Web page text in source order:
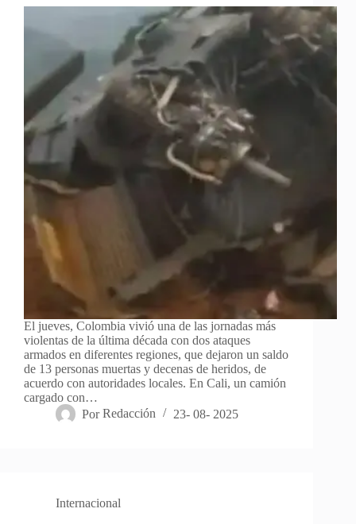
El jueves, Colombia vivió una de las jornadas más
violentas de la última década con dos ataques
armados en diferentes regiones, que dejaron un saldo
de 13 personas muertas y decenas de heridos, de
acuerdo con autoridades locales. En Cali, un camión
cargado con…
Por Redacción 23- 08- 2025
Internacional